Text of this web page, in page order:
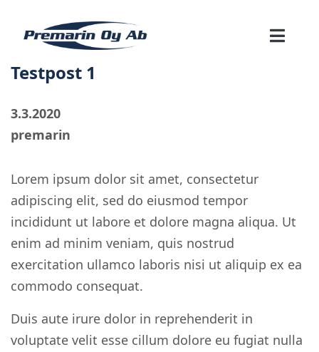
Testpost 1
3.3.2020
premarin
Lorem ipsum dolor sit amet, consectetur
adipiscing elit, sed do eiusmod tempor
incididunt ut labore et dolore magna aliqua. Ut
enim ad minim veniam, quis nostrud
exercitation ullamco laboris nisi ut aliquip ex ea
commodo consequat.
Duis aute irure dolor in reprehenderit in
voluptate velit esse cillum dolore eu fugiat nulla